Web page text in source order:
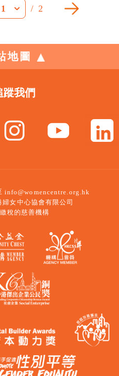
1 / 2
地圖
蹤我們
info@womencentre.org.hk
女中心協會有限公司
稅的慈善機構